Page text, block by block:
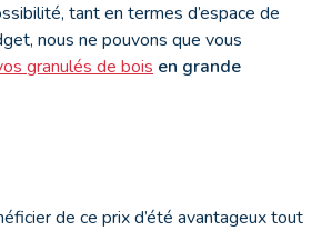
tant en termes d’espace de
nous ne pouvons que vous
granulés de bois en grande
de ce prix d’été avantageux tout